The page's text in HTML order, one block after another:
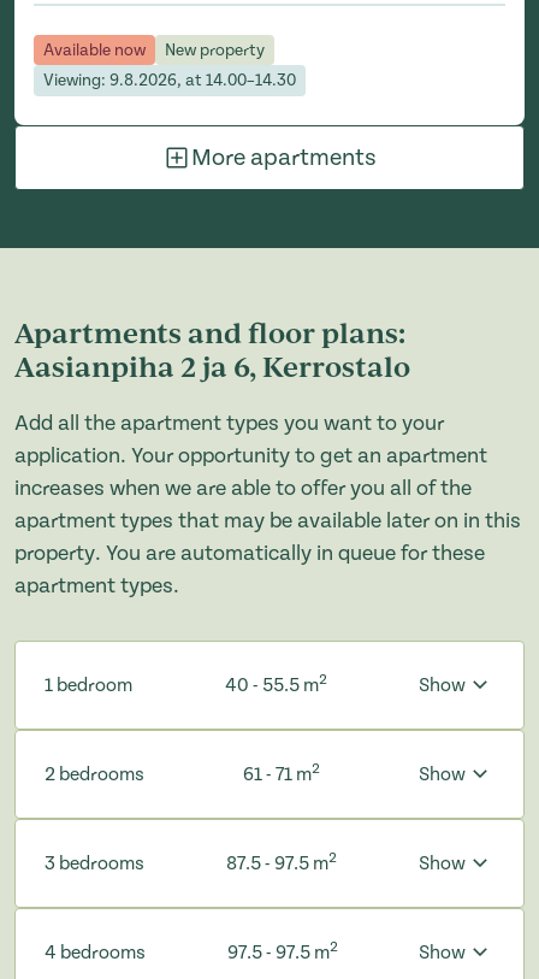
Available now
New property
Viewing: 9.8.2026, at 14.00–14.30
More apartments
Apartments and floor plans:
Aasianpiha 2 ja 6, Kerrostalo
Add all the apartment types you want to your
application. Your opportunity to get an apartment
increases when we are able to offer you all of the
apartment types that may be available later on in this
property. You are automatically in queue for these
apartment types.
1 bedroom 40 - 55.5 m2 Show
2 bedrooms 61 - 71 m2 Show
3 bedrooms 87.5 - 97.5 m2 Show
4 bedrooms 97.5 - 97.5 m2 Show